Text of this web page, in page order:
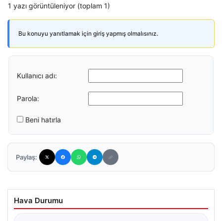
1 yazı görüntüleniyor (toplam 1)
Bu konuyu yanıtlamak için giriş yapmış olmalısınız.
Kullanıcı adı:
Parola:
Beni hatırla
Paylaş:
Hava Durumu